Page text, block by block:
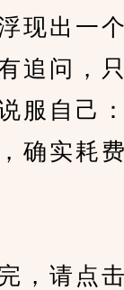
现出一
追问，
服自己
确实耗
请点